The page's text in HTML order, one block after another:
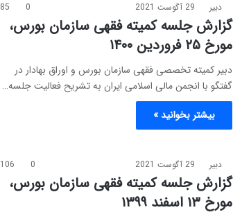
دبیر 29 آگوست 2021 0
85
گزارش جلسه کمیته فقهی سازمان بورس،
مورخ ۲۵ فروردین ۱۴۰۰
دبیر کمیته تخصصی فقهی سازمان بورس و اوراق بهادار در
گفتگو با انجمن مالی اسلامی ایران به تشریح فعالیت جلسه…
بیشتر بخوانید »
دبیر 29 آگوست 2021 0
106
گزارش جلسه کمیته فقهی سازمان بورس،
مورخ ۱۳ اسفند ۱۳۹۹